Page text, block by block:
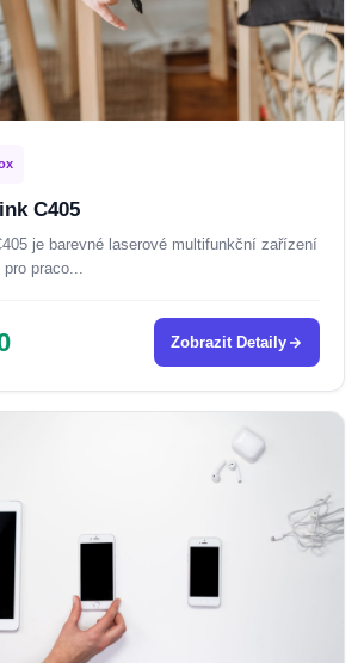
C405
je barevné laserové multifunkční zařízení
pro praco...
Zobrazit Detaily